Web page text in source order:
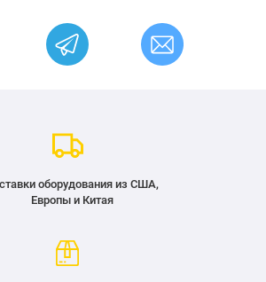
оборудования из США,
Европы и Китая